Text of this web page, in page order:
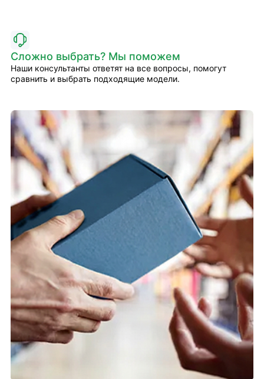
Сложно выбрать? Мы поможем
Наши консультанты ответят на все вопросы, помогут
сравнить и выбрать подходящие модели.